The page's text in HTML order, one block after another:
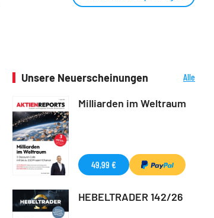
Unsere Neuerscheinungen
Alle
Milliarden im Weltraum
49,99 €
HEBELTRADER 142/26